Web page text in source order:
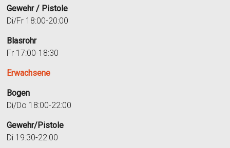
Gewehr / Pistole
Di/Fr 18:00-20:00
Blasrohr
Fr 17:00-18:30
Erwachsene
Bogen
Di/Do 18:00-22:00
Gewehr/Pistole
Di 19:30-22:00